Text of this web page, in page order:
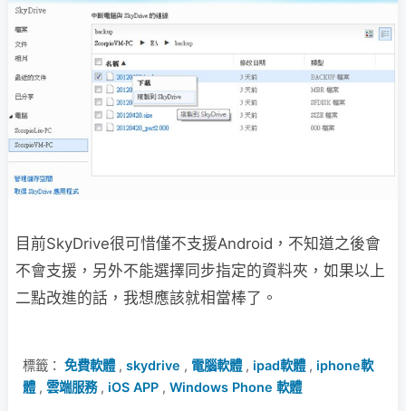
目前SkyDrive很可惜僅不支援Android，不知道之後會
不會支援，另外不能選擇同步指定的資料夾，如果以上
二點改進的話，我想應該就相當棒了。
標籤： 免費軟體, skydrive , 電腦軟體, ipad軟體, iphone軟
體, 雲端服務, iOS APP , Windows Phone 軟體